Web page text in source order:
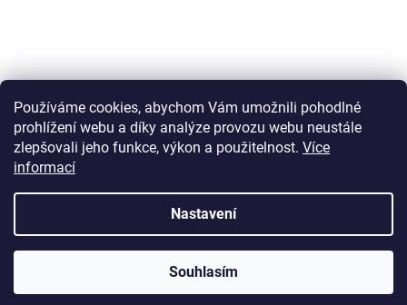
Používáme cookies, abychom Vám umožnili pohodlné
prohlížení webu a díky analýze provozu webu neustále
zlepšovali jeho funkce, výkon a použitelnost. Více
informací
Nastavení
Souhlasím
Upravit nastavení cookies